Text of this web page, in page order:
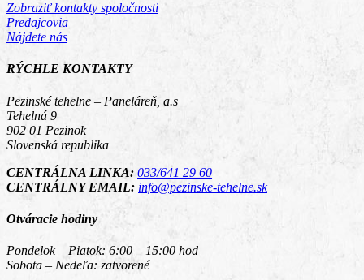
Zobraziť kontakty spoločnosti
Predajcovia
Nájdete nás
RÝCHLE KONTAKTY
Pezinské tehelne – Paneláreň, a.s
Tehelná 9
902 01 Pezinok
Slovenská republika
CENTRÁLNA LINKA: 033/641 29 60
CENTRÁLNY EMAIL: info@pezinske-tehelne.sk
Otváracie hodiny
Pondelok – Piatok: 6:00 – 15:00 hod
Sobota – Nedeľa: zatvorené